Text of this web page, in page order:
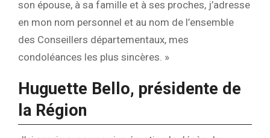
son épouse, à sa famille et à ses proches, j’adresse
en mon nom personnel et au nom de l’ensemble
des Conseillers départementaux, mes
condoléances les plus sincères. »
Huguette Bello, présidente de
la Région